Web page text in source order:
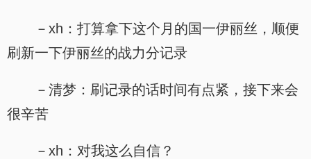
－xh：打算拿下这个月的国一伊丽丝，顺便
刷新一下伊丽丝的战力分记录
－清梦：刷记录的话时间有点紧，接下来会
很辛苦
－xh：对我这么自信？